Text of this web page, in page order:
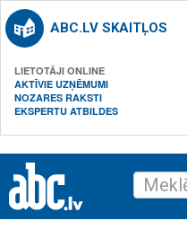
ABC.LV SKAITĻOS
LIETOTĀJI ONLINE
AKTĪVIE UZŅĒMUMI
NOZARES RAKSTI
EKSPERTU ATBILDES